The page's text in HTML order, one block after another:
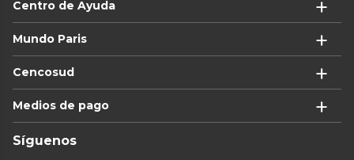
Centro de Ayuda
Mundo Paris
Cencosud
Medios de pago
Síguenos